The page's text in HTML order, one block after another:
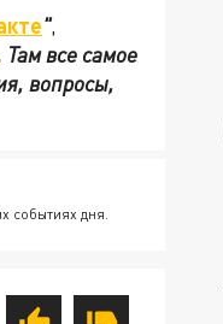
",
Там все самое
вопросы,
событиях дня.